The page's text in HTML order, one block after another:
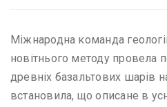
Міжнародна команда
новітнього методу провела
древніх базальтових шарів на
встановила, що описане в